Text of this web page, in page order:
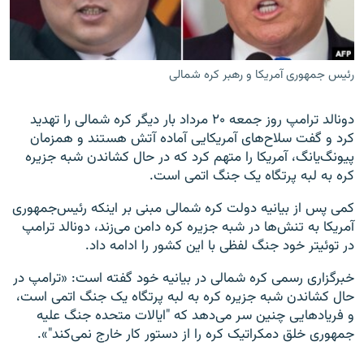
زبان‌های دیگر
رئیس جمهوری آمریکا و رهبر کره شمالی
دونالد ترامپ روز جمعه ۲۰ مرداد بار دیگر کره شمالی را تهدید
کرد و گفت سلاح‌های آمریکایی آماده آتش هستند و همزمان
پیونگ‌یانگ، آمریکا را متهم کرد که در حال کشاندن شبه جزیره
کره به لبه پرتگاه یک جنگ اتمی است.
کمی پس از بیانیه دولت کره شمالی مبنی بر اینکه رئیس‌جمهوری
آمریکا به تنش‌ها در شبه جزیره کره دامن می‌زند، دونالد ترامپ
در توئیتر خود جنگ لفظی با این کشور را ادامه داد.
خبرگزاری رسمی کره شمالی در بیانیه خود گفته است: «ترامپ در
حال کشاندن شبه جزیره کره به لبه پرتگاه یک جنگ اتمی است،
و فریادهایی چنین سر می‌دهد که "ایالات متحده جنگ علیه
جمهوری خلق دمکراتیک کره را از دستور کار خارج نمی‌کند"».